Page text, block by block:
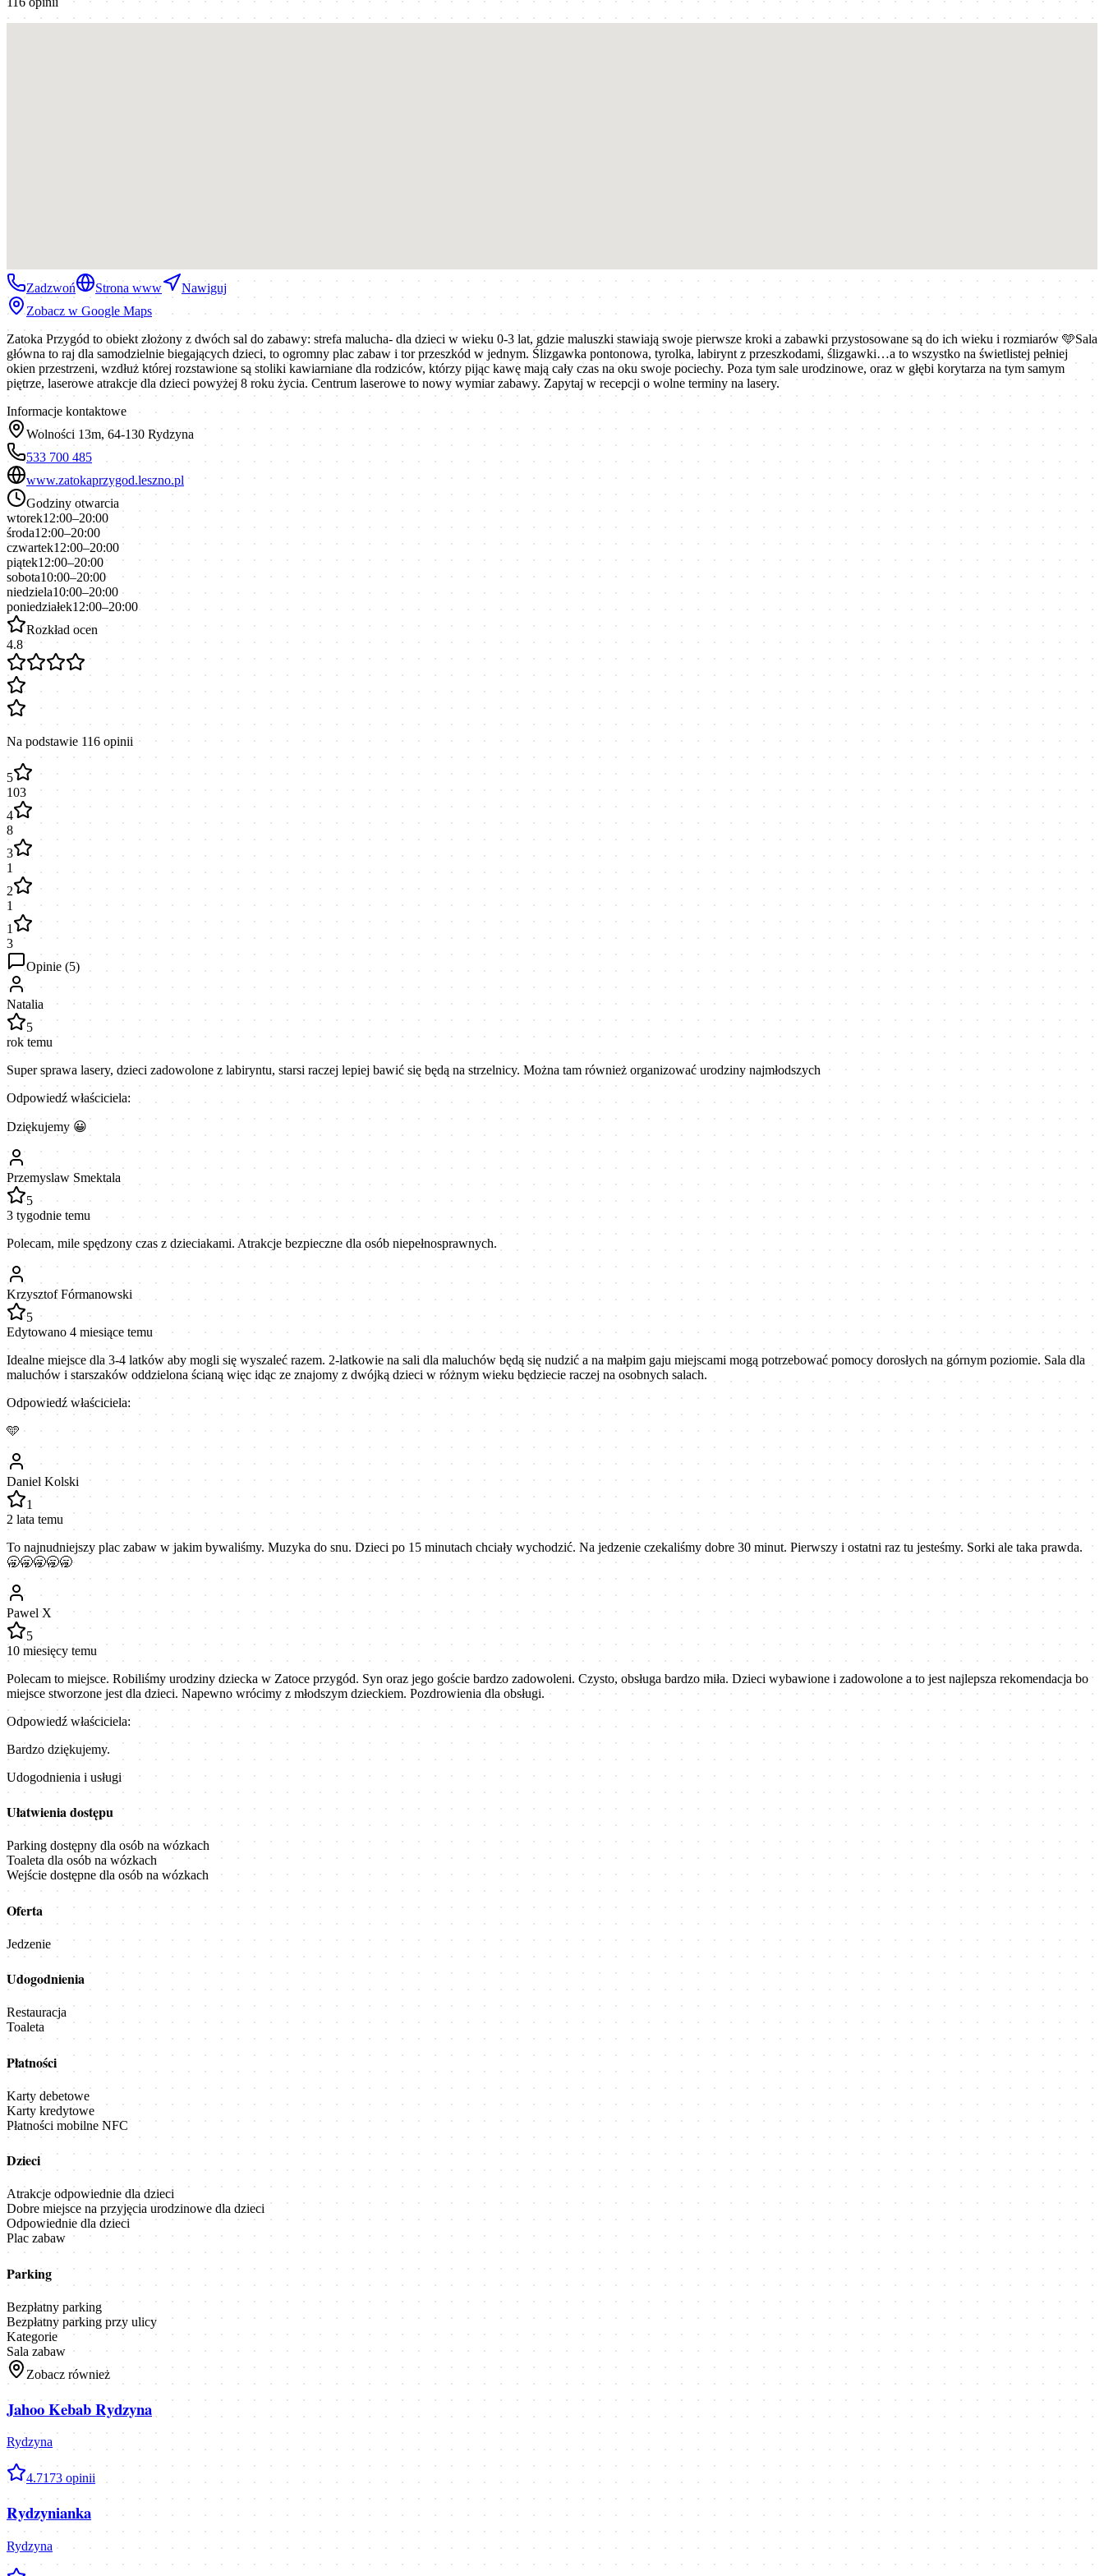
Zadzwoń Strona www
Nawiguj
Zobacz w Google Maps
Zatoka Przygód to obiekt złożony z dwóch sal do zabawy: strefa malucha- dla dzieci w wieku 0-3 lat, gdzie maluszki stawiają swoje pierwsze kroki a zabawki przystosowane są do ich wieku i rozmiarów 🩵Sala
główna to raj dla samodzielnie biegających dzieci, to ogromny plac zabaw i tor przeszkód w jednym. Ślizgawka pontonowa, tyrolka, labirynt z przeszkodami, ślizgawki…a to wszystko na świetlistej pełniej
okien przestrzeni, wzdłuż której rozstawione są stoliki kawiarniane dla rodziców, którzy pijąc kawę mają cały czas na oku swoje pociechy. Poza tym sale urodzinowe, oraz w głębi korytarza na tym samym
piętrze, laserowe atrakcje dla dzieci powyżej 8 roku życia. Centrum laserowe to nowy wymiar zabawy. Zapytaj w recepcji o wolne terminy na lasery.
Informacje kontaktowe
Wolności 13m, 64-130 Rydzyna
533 700 485
www.zatokaprzygod.leszno.pl
Godziny otwarcia
wtorek12:00–20:00
środa12:00–20:00
czwartek12:00–20:00
piątek12:00–20:00
sobota10:00–20:00
niedziela10:00–20:00
poniedziałek12:00–20:00
Rozkład ocen
4.8
Na podstawie 116 opinii
5
103
4
8
3
1
2
1
1
3
Opinie (5)
Natalia
5
rok temu
Super sprawa lasery, dzieci zadowolone z labiryntu, starsi raczej lepiej bawić się będą na strzelnicy. Można tam również organizować urodziny najmłodszych
Odpowiedź właściciela:
Dziękujemy 😀
Przemyslaw Smektala
5
3 tygodnie temu
Polecam, mile spędzony czas z dzieciakami. Atrakcje bezpieczne dla osób niepełnosprawnych.
Krzysztof Fórmanowski
5
Edytowano 4 miesiące temu
Idealne miejsce dla 3-4 latków aby mogli się wyszaleć razem. 2-latkowie na sali dla maluchów będą się nudzić a na małpim gaju miejscami mogą potrzebować pomocy dorosłych na górnym poziomie. Sala dla
maluchów i starszaków oddzielona ścianą więc idąc ze znajomy z dwójką dzieci w różnym wieku będziecie raczej na osobnych salach.
Odpowiedź właściciela:
🩵
Daniel Kolski
1
2 lata temu
To najnudniejszy plac zabaw w jakim bywaliśmy. Muzyka do snu. Dzieci po 15 minutach chciały wychodzić. Na jedzenie czekaliśmy dobre 30 minut. Pierwszy i ostatni raz tu jesteśmy. Sorki ale taka prawda.
🥱🥱🥱🥱🥱
Pawel X
5
10 miesięcy temu
Polecam to miejsce. Robiliśmy urodziny dziecka w Zatoce przygód. Syn oraz jego goście bardzo zadowoleni. Czysto, obsługa bardzo miła. Dzieci wybawione i zadowolone a to jest najlepsza rekomendacja bo
miejsce stworzone jest dla dzieci. Napewno wrócimy z młodszym dzieckiem. Pozdrowienia dla obsługi.
Odpowiedź właściciela:
Bardzo dziękujemy.
Udogodnienia i usługi
Ułatwienia dostępu
Parking dostępny dla osób na wózkach
Toaleta dla osób na wózkach
Wejście dostępne dla osób na wózkach
Oferta
Jedzenie
Udogodnienia
Restauracja
Toaleta
Płatności
Karty debetowe
Karty kredytowe
Płatności mobilne NFC
Dzieci
Atrakcje odpowiednie dla dzieci
Dobre miejsce na przyjęcia urodzinowe dla dzieci
Odpowiednie dla dzieci
Plac zabaw
Parking
Bezpłatny parking
Bezpłatny parking przy ulicy
Kategorie
Sala zabaw
Zobacz również
Jahoo Kebab Rydzyna
Rydzyna
4.7173 opinii
Rydzynianka
Rydzyna